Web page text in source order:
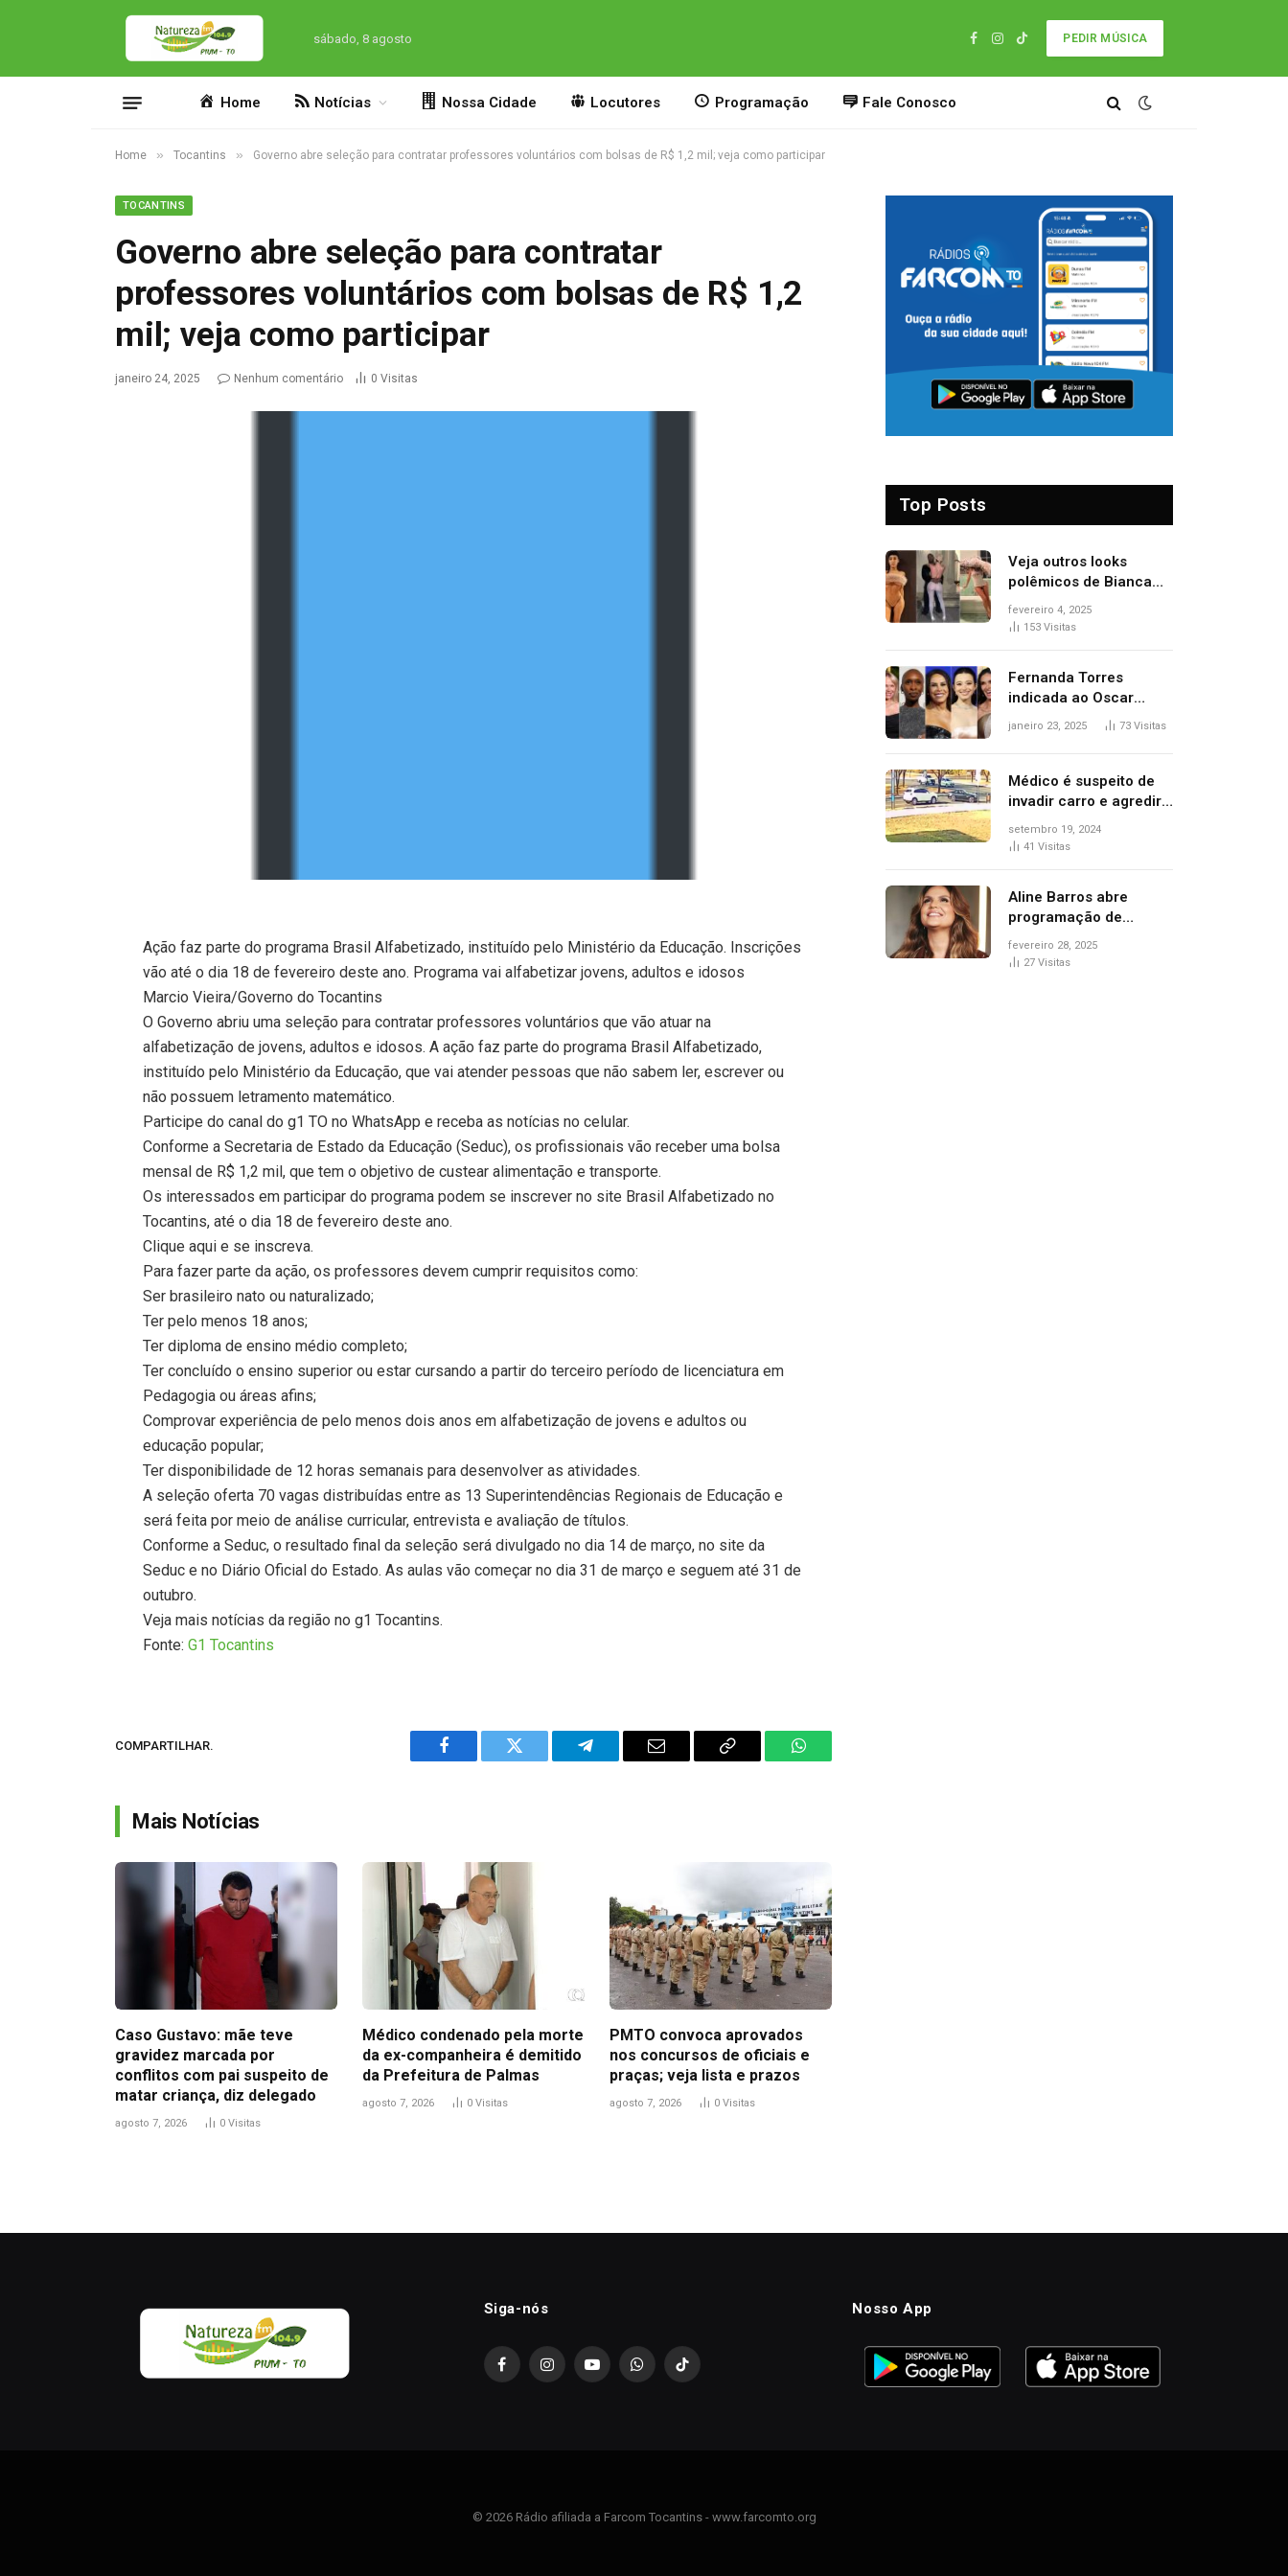
sábado, 8 agosto
Facebook
Instagram
TikTok
PEDIR MÚSICA
Home Notícias Nossa Cidade Locutores Programação Fale Conosco
Home » Tocantins » Governo abre seleção para contratar professores voluntários com bolsas de R$ 1,2 mil; veja como participar
TOCANTINS
Governo abre seleção para contratar
professores voluntários com bolsas de R$ 1,2
mil; veja como participar
janeiro 24, 2025 Nenhum comentário 0 Visitas
Ação faz parte do programa Brasil Alfabetizado, instituído pelo Ministério da Educação. Inscrições
vão até o dia 18 de fevereiro deste ano. Programa vai alfabetizar jovens, adultos e idosos
Marcio Vieira/Governo do Tocantins
O Governo abriu uma seleção para contratar professores voluntários que vão atuar na
alfabetização de jovens, adultos e idosos. A ação faz parte do programa Brasil Alfabetizado,
instituído pelo Ministério da Educação, que vai atender pessoas que não sabem ler, escrever ou
não possuem letramento matemático.
Participe do canal do g1 TO no WhatsApp e receba as notícias no celular.
Conforme a Secretaria de Estado da Educação (Seduc), os profissionais vão receber uma bolsa
mensal de R$ 1,2 mil, que tem o objetivo de custear alimentação e transporte.
Os interessados em participar do programa podem se inscrever no site Brasil Alfabetizado no
Tocantins, até o dia 18 de fevereiro deste ano.
Clique aqui e se inscreva.
Para fazer parte da ação, os professores devem cumprir requisitos como:
Ser brasileiro nato ou naturalizado;
Ter pelo menos 18 anos;
Ter diploma de ensino médio completo;
Ter concluído o ensino superior ou estar cursando a partir do terceiro período de licenciatura em
Pedagogia ou áreas afins;
Comprovar experiência de pelo menos dois anos em alfabetização de jovens e adultos ou
educação popular;
Ter disponibilidade de 12 horas semanais para desenvolver as atividades.
A seleção oferta 70 vagas distribuídas entre as 13 Superintendências Regionais de Educação e
será feita por meio de análise curricular, entrevista e avaliação de títulos.
Conforme a Seduc, o resultado final da seleção será divulgado no dia 14 de março, no site da
Seduc e no Diário Oficial do Estado. As aulas vão começar no dia 31 de março e seguem até 31 de
outubro.
Veja mais notícias da região no g1 Tocantins.
Fonte:G1 Tocantins
COMPARTILHAR.
Facebook Twitter Telegram Email
Copy
WhatsApp
Mais Notícias
Caso Gustavo: mãe teve
gravidez marcada por
conflitos com pai suspeito de
matar criança, diz delegado
agosto 7, 2026 0 Visitas
Médico condenado pela morte
da ex-companheira é demitido
da Prefeitura de Palmas
agosto 7, 2026 0 Visitas
PMTO convoca aprovados
nos concursos de oficiais e
praças; veja lista e prazos
agosto 7, 2026 0 Visitas
Top Posts
Veja outros looks
polêmicos de Bianca
Censori, esposa de
Kanye West que
fevereiro 4, 2025
153 Visitas
Fernanda Torres
indicada ao Oscar
2025: veja as
janeiro 23, 2025 73 Visitas
Médico é suspeito de
invadir carro e agredir
delegado aposentado
durante confusão no
setembro 19, 2024
41 Visitas
Aline Barros abre
programação de
Carnaval na Praça dos
Girassóis nesta sexta-
fevereiro 28, 2025
27 Visitas
Siga-nós
FacebookInstagramYouTubeWhatsAppTikTok
Nosso App
© 2026 Rádio afiliada a Farcom Tocantins - www.farcomto.org